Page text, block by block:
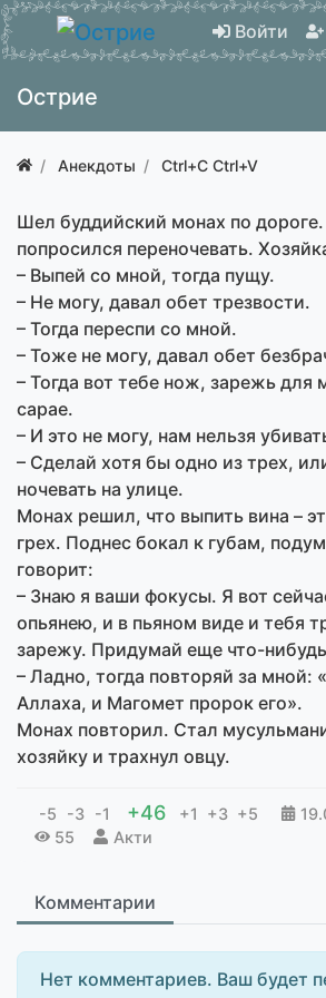
Войти
Острие
Анекдоты Ctrl+C Ctrl+V
Шел буддийский монах по дороге.
попросился переночевать.
– Выпей со мной, тогда пущу.
– Не могу, давал обет трезвости.
– Тогда переспи со мной.
– Тоже не могу, давал обет
– Тогда вот тебе нож, зарежь для
сарае.
– И это не могу, нам нельзя
– Сделай хотя бы одно из трех,
ночевать на улице.
Монах решил, что выпить вина –
грех. Поднес бокал к губам,
говорит:
– Знаю я ваши фокусы. Я вот
опьянею, и в пьяном виде и тебя
зарежу. Придумай еще что-
– Ладно, тогда повторяй за мной:
Аллаха, и Магомет пророк его».
Монах повторил. Стал
хозяйку и трахнул овцу.
-5 -3 -1 +46 +1 +3 +5
55
Акти
Комментарии
Нет комментариев. Ваш будет